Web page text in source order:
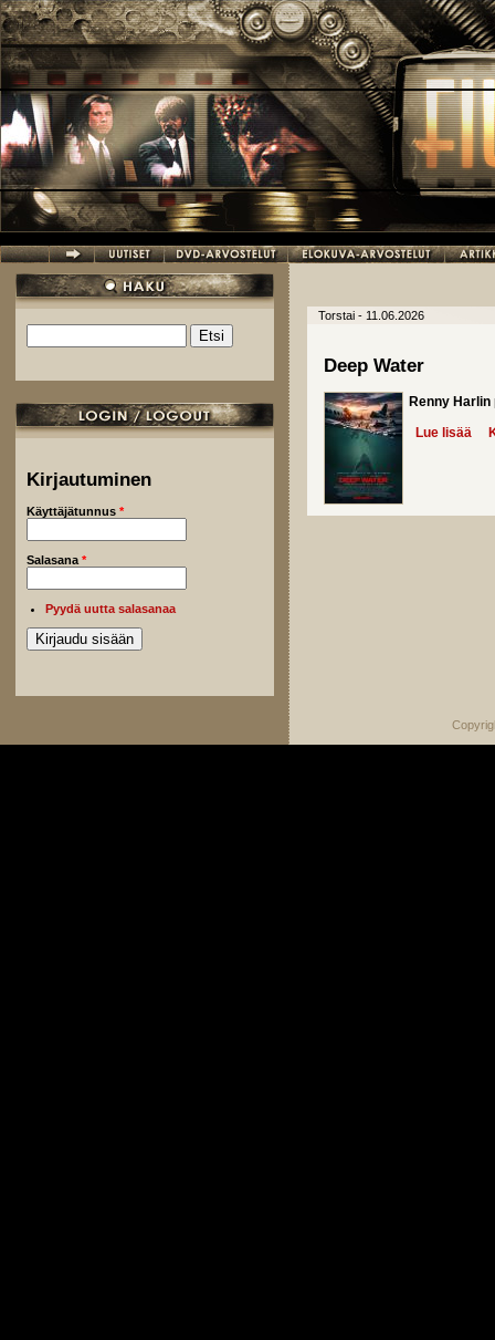
Hyppää pääsisältöön
Hakulomake
Kirjautuminen
Käyttäjätunnus *
Salasana *
Pyydä uutta salasanaa
Torstai - 11.06.2026
Deep Water
Renny Harlin
Lue lisää